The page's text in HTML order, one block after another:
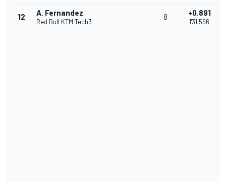
12 A. Fernandez
Red Bull KTM Tech3
8 +0.891
1'31.596